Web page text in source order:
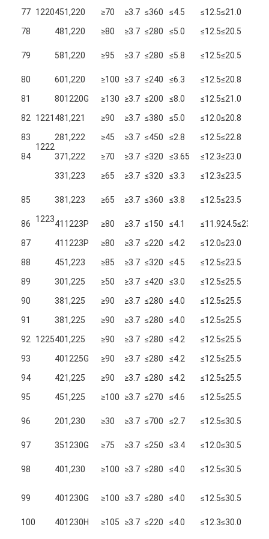
1220
77
451,220 ≥70 ≥3.7 ≤360 ≤4.5 ≤12.5≤21.0
78
481,220 ≥80 ≥3.7 ≤280 ≤5.0 ≤12.5≤20.5
79
581,220 ≥95 ≥3.7 ≤280 ≤5.8 ≤12.5≤20.5
80
601,220 ≥100 ≥3.7 ≤240 ≤6.3 ≤12.5≤20.8
81
801220G ≥130 ≥3.7 ≤200 ≤8.0 ≤12.5≤21.0
82 1221 481,221 ≥90 ≥3.7 ≤380 ≤5.0 ≤12.0≤20.8
83
1222
281,222 ≥45 ≥3.7 ≤450 ≤2.8 ≤12.5≤22.8
84
371,222 ≥70 ≥3.7 ≤320 ≤3.65 ≤12.3≤23.0
1223
331,223 ≥65 ≥3.7 ≤320 ≤3.3 ≤12.3≤23.5
85
381,223 ≥65 ≥3.7 ≤360 ≤3.8 ≤12.5≤23.5
86
411223P ≥80 ≥3.7 ≤150 ≤4.1 ≤11.924.5≤23.0
87
411223P ≥80 ≥3.7 ≤220 ≤4.2 ≤12.0≤23.0
88
451,223 ≥85 ≥3.7 ≤320 ≤4.5 ≤12.5≤23.5
89
1225
301,225 ≥50 ≥3.7 ≤420 ≤3.0 ≤12.5≤25.5
90
381,225 ≥90 ≥3.7 ≤280 ≤4.0 ≤12.5≤25.5
91
381,225 ≥90 ≥3.7 ≤280 ≤4.0 ≤12.5≤25.5
92
401,225 ≥90 ≥3.7 ≤280 ≤4.2 ≤12.5≤25.5
93
401225G ≥90 ≥3.7 ≤280 ≤4.2 ≤12.5≤25.5
94
421,225 ≥90 ≥3.7 ≤280 ≤4.2 ≤12.5≤25.5
95
451,225 ≥100 ≥3.7 ≤270 ≤4.6 ≤12.5≤25.5
96
201,230 ≥30 ≥3.7 ≤700 ≤2.7 ≤12.5≤30.5
97
351230G ≥75 ≥3.7 ≤250 ≤3.4 ≤12.0≤30.5
98
401,230 ≥100 ≥3.7 ≤280 ≤4.0 ≤12.5≤30.5
99
401230G ≥100 ≥3.7 ≤280 ≤4.0 ≤12.5≤30.5
100
401230H ≥105 ≥3.7 ≤220 ≤4.0 ≤12.3≤30.0